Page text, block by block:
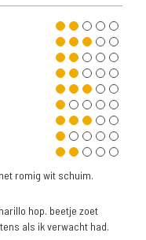
romig wit schuim.
hop. beetje zoet
als ik verwacht had.